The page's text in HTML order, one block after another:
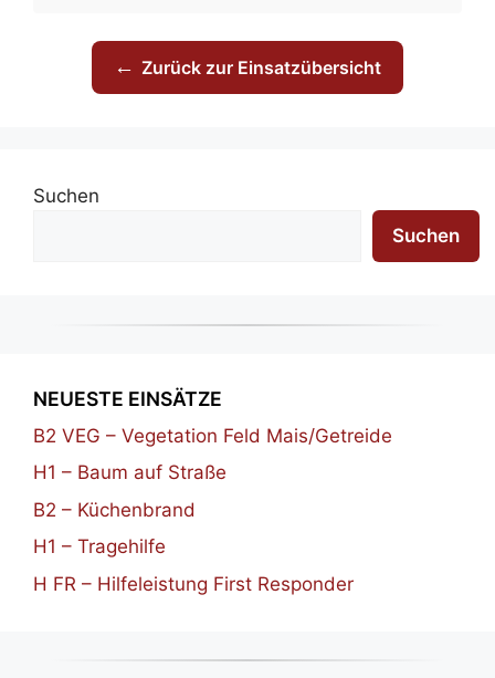
← Zurück zur Einsatzübersicht
Suchen
Suchen
NEUESTE EINSÄTZE
B2 VEG – Vegetation Feld Mais/Getreide
H1 – Baum auf Straße
B2 – Küchenbrand
H1 – Tragehilfe
H FR – Hilfeleistung First Responder